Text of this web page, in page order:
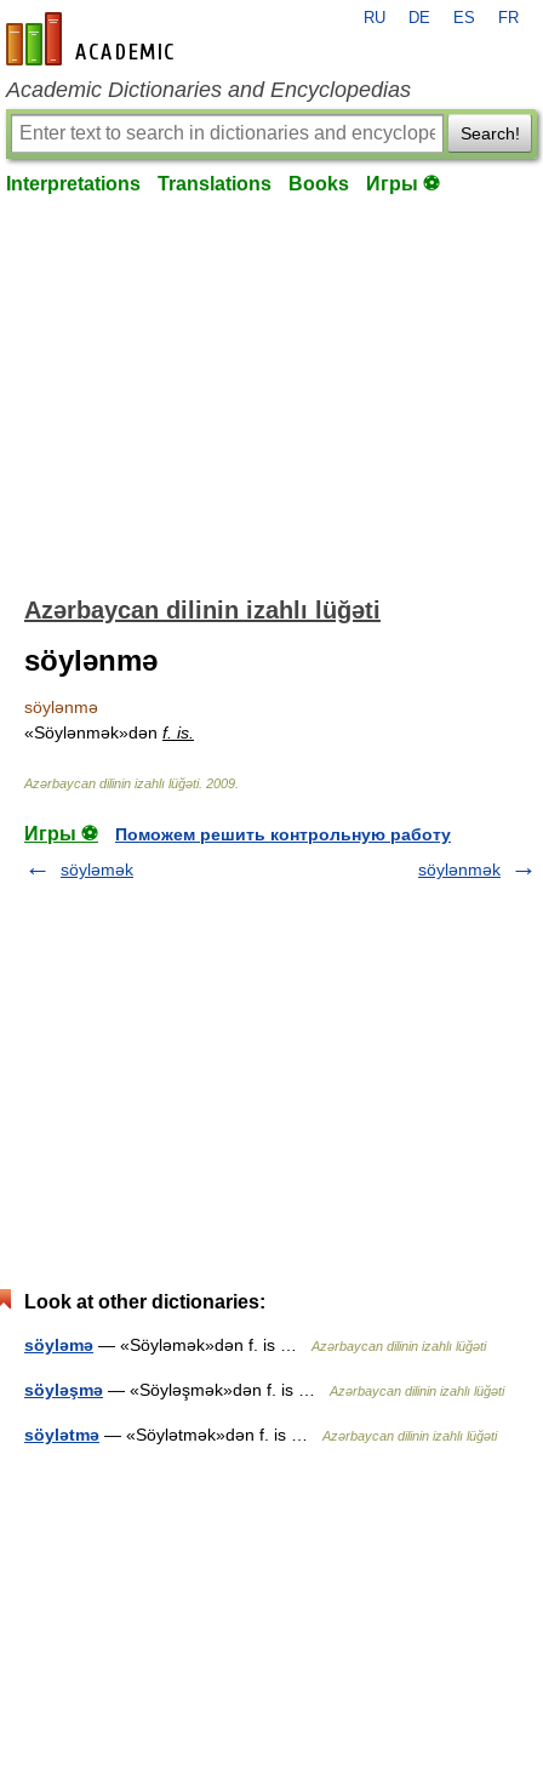
en-academic.com
RU DE ES FR
Academic Dictionaries and Encyclopedias
Search!
Interpretations Translations Books Игры ⚽
Azərbaycan dilinin izahlı lüğəti
söylənmə
söylənmə
«Söylənmək»dən f. is.
Azərbaycan dilinin izahlı lüğəti. 2009
Игры ⚽
Поможем решить контрольную работу
söyləmək
söylənmək
Look at other dictionaries:
söyləmə — «Söyləmək»dən f. is … Azərbaycan dilinin izahlı lüğəti
söyləşmə — «Söyləşmək»dən f. is … Azərbaycan dilinin izahlı lüğəti
söylətmə — «Söylətmək»dən f. is … Azərbaycan dilinin izahlı lüğəti